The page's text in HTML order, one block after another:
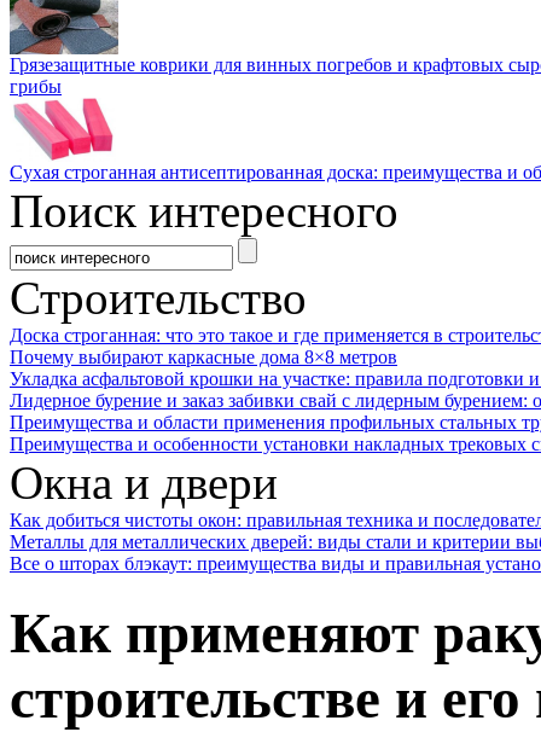
Грязезащитные коврики для винных погребов и крафтовых
грибы
Сухая строганная антисептированная доска: преимущества и
Поиск интересного
Строительство
Доска строганная: что это такое и где применяется в
Почему выбирают каркасные дома 8×8 метров
Укладка асфальтовой крошки на участке: правила подготовки
Лидерное бурение и заказ забивки свай с лидерным бурением:
Преимущества и области применения профильных стальных
Преимущества и особенности установки накладных трековых
Окна и двери
Как добиться чистоты окон: правильная техника и
Металлы для металлических дверей: виды стали и критерии
Все о шторах блэкаут: преимущества виды и правильная
Как применяют
строительстве и